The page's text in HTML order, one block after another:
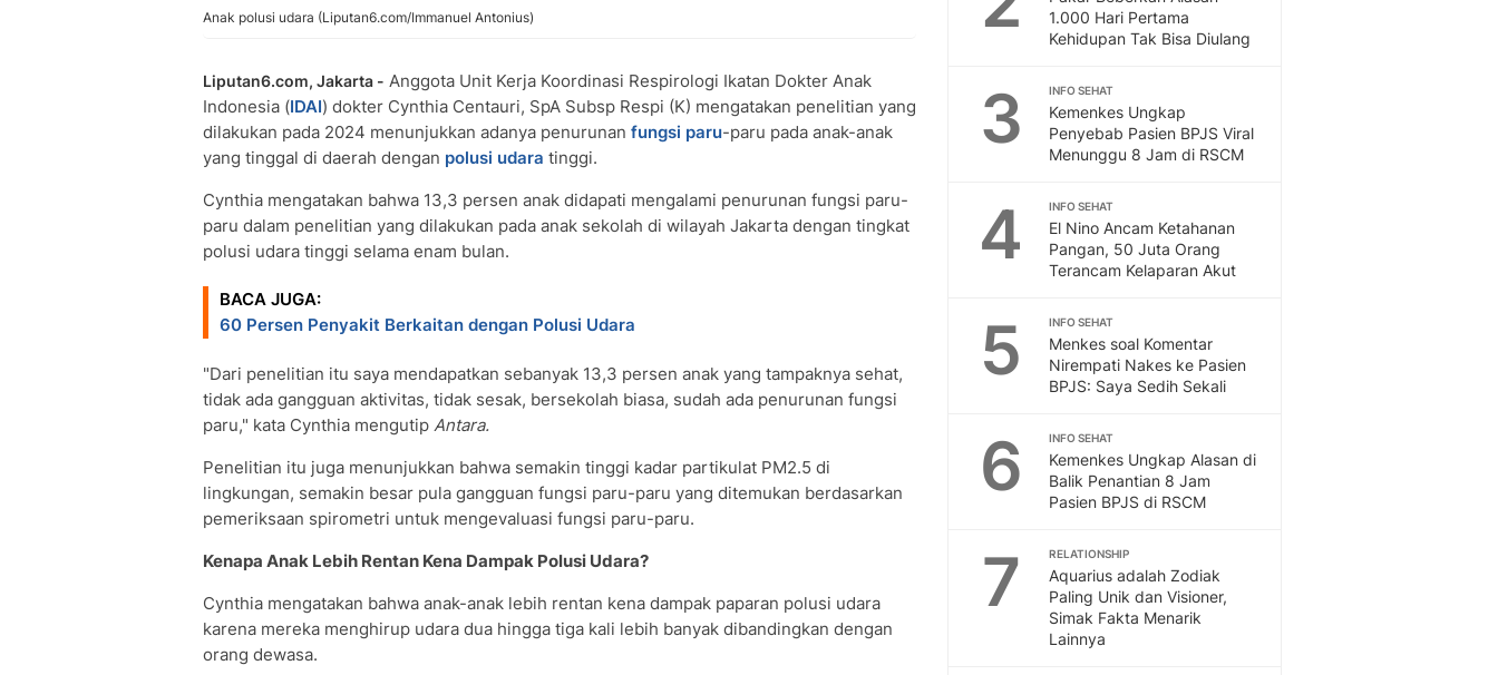
Anak polusi udara (Liputan6.com/Immanuel Antonius)
Liputan6.com, Jakarta - Anggota Unit Kerja Koordinasi Respirologi Ikatan Dokter Anak
Indonesia (IDAI) dokter Cynthia Centauri, SpA Subsp Respi (K) mengatakan penelitian yang
dilakukan pada 2024 menunjukkan adanya penurunan fungsi paru-paru pada anak-anak
yang tinggal di daerah dengan polusi udara tinggi.
Cynthia mengatakan bahwa 13,3 persen anak didapati mengalami penurunan fungsi paru-
paru dalam penelitian yang dilakukan pada anak sekolah di wilayah Jakarta dengan tingkat
polusi udara tinggi selama enam bulan.
BACA JUGA:
60 Persen Penyakit Berkaitan dengan Polusi Udara
"Dari penelitian itu saya mendapatkan sebanyak 13,3 persen anak yang tampaknya sehat,
tidak ada gangguan aktivitas, tidak sesak, bersekolah biasa, sudah ada penurunan fungsi
paru," kata Cynthia mengutip Antara.
Penelitian itu juga menunjukkan bahwa semakin tinggi kadar partikulat PM2.5 di
lingkungan, semakin besar pula gangguan fungsi paru-paru yang ditemukan berdasarkan
pemeriksaan spirometri untuk mengevaluasi fungsi paru-paru.
Kenapa Anak Lebih Rentan Kena Dampak Polusi Udara?
Cynthia mengatakan bahwa anak-anak lebih rentan kena dampak paparan polusi udara
karena mereka menghirup udara dua hingga tiga kali lebih banyak dibandingkan dengan
orang dewasa.
1.000 Hari Pertama
Kehidupan Tak Bisa Diulang
3 INFO SEHAT
Kemenkes Ungkap
Penyebab Pasien BPJS Viral
Menunggu 8 Jam di RSCM
4 INFO SEHAT
El Nino Ancam Ketahanan
Pangan, 50 Juta Orang
Terancam Kelaparan Akut
5 INFO SEHAT
Menkes soal Komentar
Nirempati Nakes ke Pasien
BPJS: Saya Sedih Sekali
6 INFO SEHAT
Kemenkes Ungkap Alasan di
Balik Penantian 8 Jam
Pasien BPJS di RSCM
7 RELATIONSHIP
Aquarius adalah Zodiak
Paling Unik dan Visioner,
Simak Fakta Menarik
Lainnya